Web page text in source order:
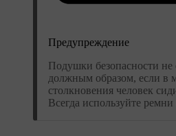
Предупреждение
Подушки безопасности не
должным образом, если в
столкновения человек
Всегда используйте ремни